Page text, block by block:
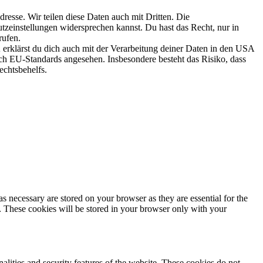
Wir teilen diese Daten auch mit Dritten. Die
widersprechen kannst. Du hast das Recht, nur in
du dich auch mit der Verarbeitung deiner Daten in den USA
Standards angesehen. Insbesondere besteht das Risiko, dass
are stored on your browser as they are essential for the
These cookies will be stored in your browser only with your